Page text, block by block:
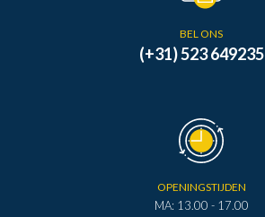
BEL ONS
(+31) 523 649235
OPENINGSTIJDEN
MA: 13.00 - 17.00